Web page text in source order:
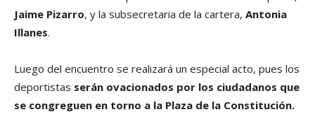
Jaime Pizarro, y la subsecretaria de la cartera, Antonia
Illanes.
Luego del encuentro se realizará un especial acto, pues los
deportistas serán ovacionados por los ciudadanos que
se congreguen en torno a la Plaza de la Constitución.